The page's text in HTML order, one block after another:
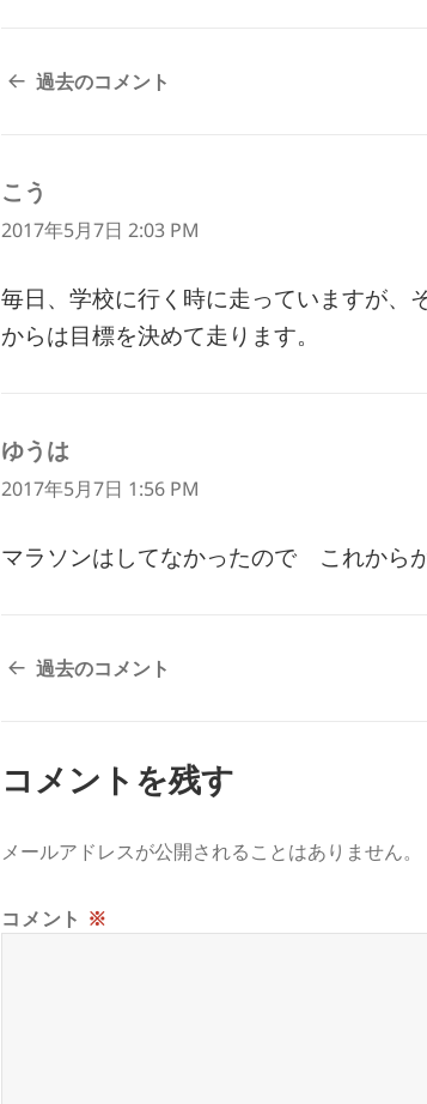
コ
ナ
ビ
ー
シ
ョ
過去のコメント
こう
り:
2017年5月7日 2:03 PM
毎日、学校に行く時に走っていますが、
からは目標を決めて走ります。
ゆうは
り:
2017年5月7日 1:56 PM
マラソンはしてなかったので これから
コ
ナ
ゲ
ー
ョ
過去のコメント
コメントを残す
メールアドレスが公開されることはありません。
コメント ※